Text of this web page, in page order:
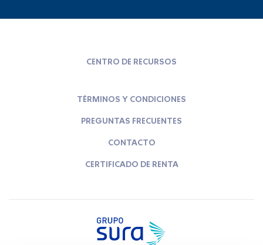
CENTRO DE RECURSOS
TÉRMINOS Y CONDICIONES
PREGUNTAS FRECUENTES
CONTACTO
CERTIFICADO DE RENTA